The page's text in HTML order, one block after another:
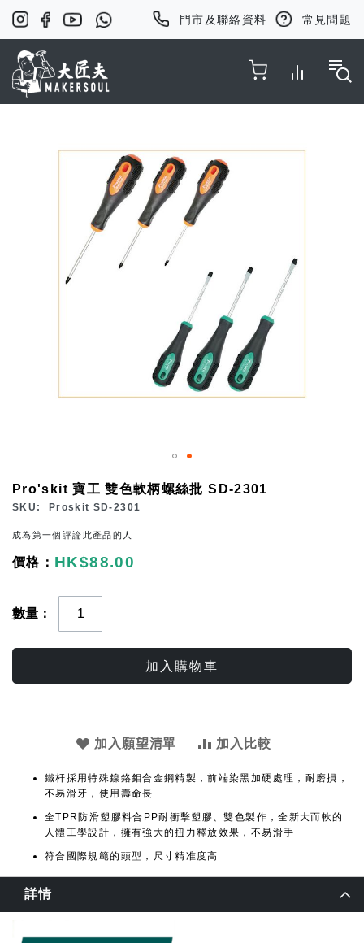
門市及聯絡資料 常見問題
Pro'skit 寶工 雙色軟柄螺絲批 SD-2301
SKU Proskit SD-2301
成為第一個評論此產品的人
HK$88.00
數量
加入購物車
加入願望清單 加入比較
鐵杆採用特殊鎳鉻鉬合金鋼精製，前端染黑加硬處理，耐磨損，
不易滑牙，使用壽命長
全TPR防滑塑膠料合PP耐衝擊塑膠、雙色製作，全新大而軟的
人體工學設計，擁有強大的扭力釋放效果，不易滑手
符合國際規範的頭型，尺寸精准度高
beginning
of
images
詳情